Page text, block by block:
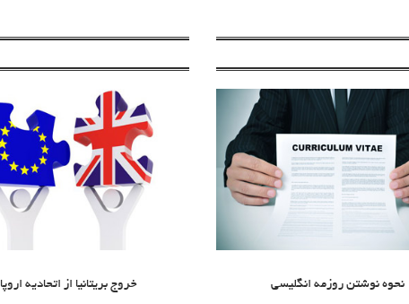
خروج بریتانیا از اتحادیه اروپا نحوه نوشتن روزمه انگلیسی